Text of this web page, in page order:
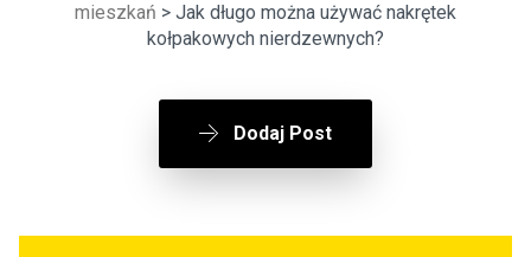
mieszkań > Jak długo można używać nakrętek
kołpakowych nierdzewnych?
Dodaj Post